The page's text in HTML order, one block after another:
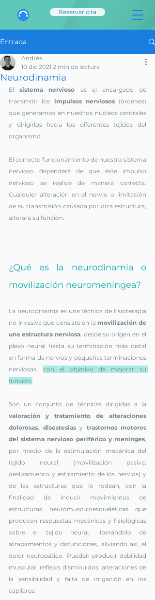
Reservar cita
Entrada
Neurodinamia
Andrés
10 dic 2021 2 min de lectura
El sistema nervioso es el encargado de
transmitir los impulsos nerviosos (órdenes)
que generamos en nuestros núcleos centrales
y dirigirlos hacia los diferentes tejidos del
organismo.
El correcto funcionamiento de nuestro sistema
nervioso dependerá de que éste impulso
nervioso se realice de manera correcta.
Cualquier alteración en el nervio o limitación
de su transmisión causada por otra estructura,
alterará su función.
¿Qué es la neurodinamia o
movilización neuromeníngea?
La neurodinamia es una técnica de fisioterapia
no invasiva que consiste en la movilización de
una estructura nerviosa, desde su origen en el
plexo neural hasta su terminación más distal
en forma de nervios y pequeñas terminaciones
nerviosas, con el objetivo de mejorar su
función.
valoración y tratamiento de alteraciones
dolorosas, disestesias y trastornos motores
del sistema nervioso periférico y meninges,
por medio de la estimulación mecánica del
tejido neural (movilización pasiva,
deslizamiento y estiramiento de los nervios) y
de las estructuras que lo rodean, con la
finalidad de inducir movimientos de
estructuras neuromusculoesqueléticas que
producen respuestas mecánicas y fisiológicas
sobre el tejido neural, liberándolo de
atrapamientos y disfunciones, aliviando así, el
dolor neuropático. Pueden producir debilidad
muscular, reflejos disminuidos, alteraciones de
la sensibilidad y falta de irrigación en los
capilares.